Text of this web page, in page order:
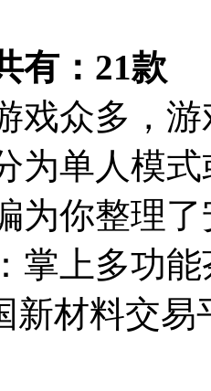
有： 21款
戏众多，
为单人模
为你整理
掌上多功
新材料交